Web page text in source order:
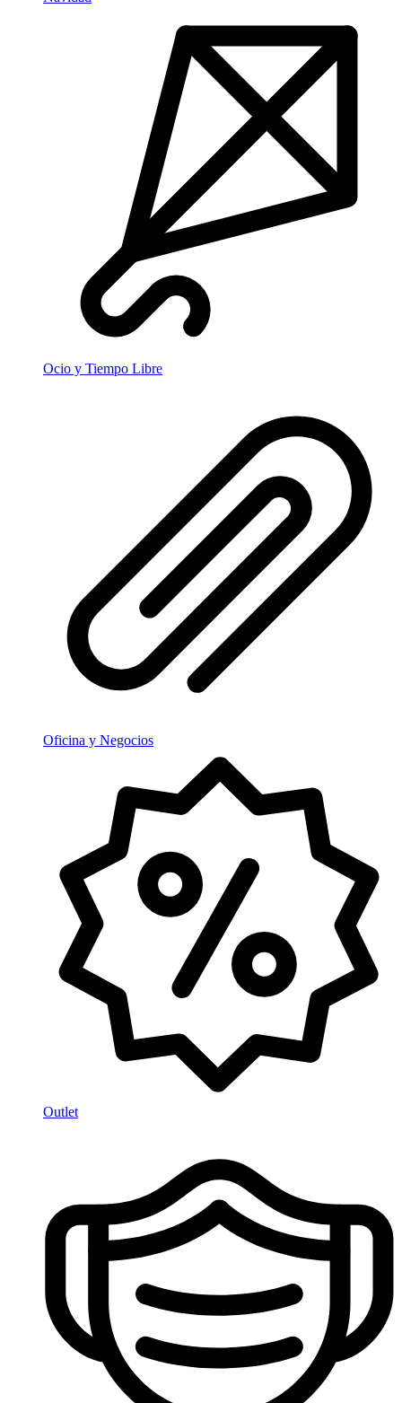
Ocio y Tiempo Libre
Oficina y Negocios
Outlet